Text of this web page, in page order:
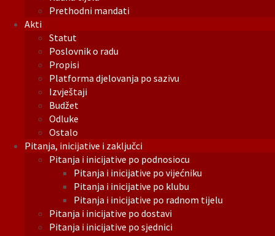
Prethodni mandati
Akti
Statut
Poslovnik o radu
Propisi
Platforma djelovanja po sazivu
Izvještaji
Budžet
Odluke
Ostalo
Pitanja, inicijative i zaključci
Pitanja i inicijative po podnosiocu
Pitanja i inicijative po vijećniku
Pitanja i inicijative po klubu
Pitanja i inicijative po radnom tijelu
Pitanja i inicijative po dostavi
Pitanja i inicijative po sjednici